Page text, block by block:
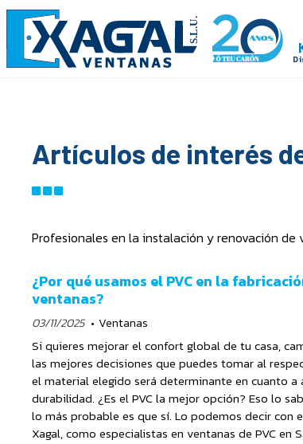
Artículos de interés
Profesionales en la instalación y renovación de
¿Por qué usamos el PVC en la
ventanas?
03/11/2025 Ventanas
Si quieres mejorar el confort global de tu casa,
las mejores decisiones que puedes tomar al
el material elegido será determinante en cuanto
durabilidad. ¿Es el PVC la mejor opción? Eso lo
lo más probable es que sí. Lo podemos decir con
Xagal, como especialistas en ventanas de PVC en